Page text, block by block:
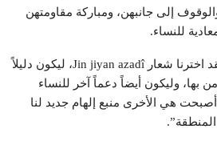
إلى جانبهن، ومباركة مقاومتهن
للنساء.
اخترنا شعارJin jiyan azadî، ليكون دليلاً
بها، وليكون أيضاً دعماً آخر للنساء
أصبحت هي الأخرى منبع إلهام جديد لنا